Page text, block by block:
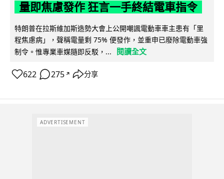
量即焦慮發作 狂言一手終結電車指令
特朗普在拉斯維加斯造勢大會上公開嘲諷電動車車主患有「里
程焦慮病」，聲稱電量剩 75% 便發作，並重申已廢除電動車強
制令。惟專業車媒隨即反駁，...
閱讀全文
622 275 ↗ 分享
ADVERTISEMENT